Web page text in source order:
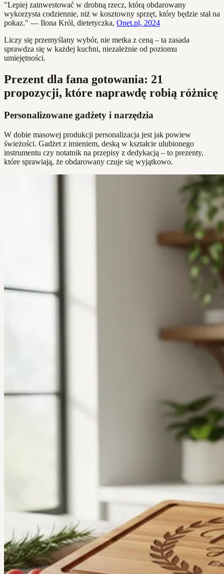
"Lepiej zainwestować w drobną rzecz, którą obdarowany
wykorzysta codziennie, niż w kosztowny sprzęt, który będzie stał na
pokaz." — Ilona Król, dietetyczka, Onet.pl, 2024
Liczy się przemyślany wybór, nie metka z ceną – ta zasada
sprawdza się w każdej kuchni, niezależnie od poziomu
umiejętności.
Prezent dla fana gotowania: 21
propozycji, które naprawdę robią różnicę
Personalizowane gadżety i narzędzia
W dobie masowej produkcji personalizacja jest jak powiew
świeżości. Gadżet z imieniem, deską w kształcie ulubionego
instrumentu czy notatnik na przepisy z dedykacją – to prezenty,
które sprawiają, że obdarowany czuje się wyjątkowo.